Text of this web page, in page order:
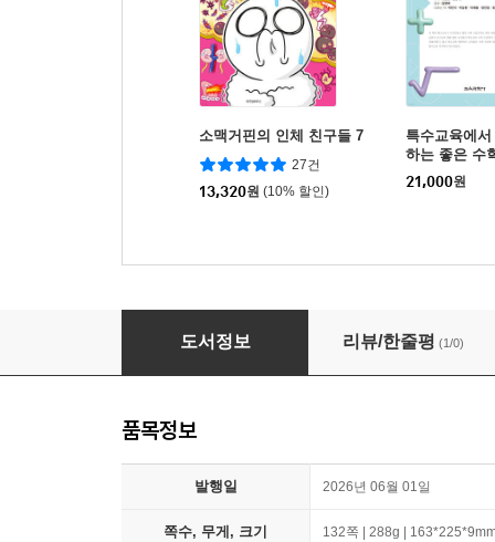
소맥거핀의 인체 친구들 7
27건
13,320원 (10% 할인)
특수교육에
하는 좋은 수
21,000원
처음 만나는 사회 3학년
도서정보 리뷰/한줄평 (1/0)
품목정보
발행일 2026년 06월 01일
쪽수, 무게, 크기 132쪽 | 288g |